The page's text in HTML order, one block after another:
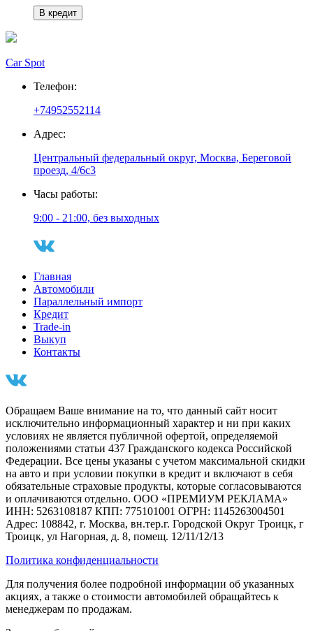
В кредит
Car Spot
Телефон:
+74952552114
Адрес:
Центральный федеральный округ, Москва, Береговой
проезд, 4/6с3
Часы работы:
9:00 - 21:00, без выходных
Главная
Автомобили
Параллельный импорт
Кредит
Trade-in
Выкуп
Контакты
Обращаем Ваше внимание на то, что данный сайт носит
исключительно информационный характер и ни при каких
условиях не является публичной офертой, определяемой
положениями статьи 437 Гражданского кодекса Российской
Федерации. Все цены указаны с учетом максимальной скидки
на авто и при условии покупки в кредит и включают в себя
обязательные страховые продукты, которые согласовываются
и оплачиваются отдельно. ООО «ПРЕМИУМ РЕКЛАМА»
ИНН: 5263108187 КПП: 775101001 ОГРН: 1145263004501
Адрес: 108842, г. Москва, вн.тер.г. Городской Округ Троицк, г
Троицк, ул Нагорная, д. 8, помещ. 12/11/12/13
Политика конфиденциальности
Для получения более подробной информации об указанных
акциях, а также о стоимости автомобилей обращайтесь к
менеджерам по продажам.